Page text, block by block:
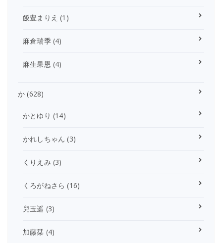
飯豊まりえ (1)
麻倉瑞季(4)
麻生果恩 (4)
か (628)
かとゆり (14)
かれしちゃん (3)
くりえみ (3)
くろがねさら (16)
兒玉遥 (3)
加藤栞 (4)